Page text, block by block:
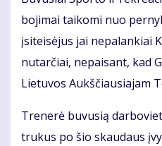
bo­ji­mai tai­ko­mi nuo
įsi­teisėjus jai ne­pa­lan­kiai
nu­tar­čiai, ne­pai­sant, kad
Lie­tu­vos Aukš­čiau­sia­jam
Tre­ne­rė bu­vu­sią
tru­kus po šio skau­daus